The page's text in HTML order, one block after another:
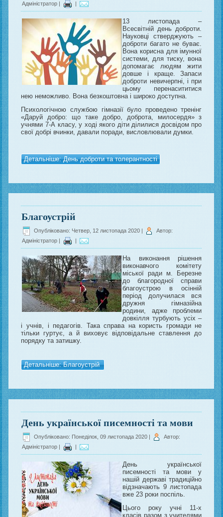
Адміністратор
13 листопада –
Всесвітній день доброти.
Науковці стверджують –
доброти багато не буває.
Вона корисна для імунної
системи, для тиску, вона
допомагає людям жити
довше і краще. Запаси
доброти невичерпні, і при
цьому перенасититися
нею неможливо. Вона безкоштовна і широко доступна.
Психологічною службою гімназії було проведено тренінг
«Даруй добро: що таке добро, доброта, милосердя» з
учнями 7-А класу, у ході якого діти ділилися досвідом про
свої добрі вчинки, давали поради, висловлювали думки.
Детальніше: День доброти та толерантності
Благоустрій
Опубліковано: Четвер, 12 листопада 2020 |
Автор:
Адміністратор
На виконання рішення
виконавчого комітету
міської ради м. Березне
до благородної справи
благоустрою в осінній
період долучилася вся
дружня гімназійна
родини, адже проблеми
довкілля турбують усіх –
і учнів, і педагогів. Така справа на користь громади не
тільки гуртує, а й виховує відповідальне ставлення до
порядку та затишку.
Детальніше: Благоустрій
День української писемності та мови
Опубліковано: Понеділок, 09 листопада 2020 |
Автор:
Адміністратор
День української
писемності та мови у
нашій державі традиційно
відзначають 9 листопада
вже 23 роки поспіль.
Цього року учні 11-х
класів разом з учителями